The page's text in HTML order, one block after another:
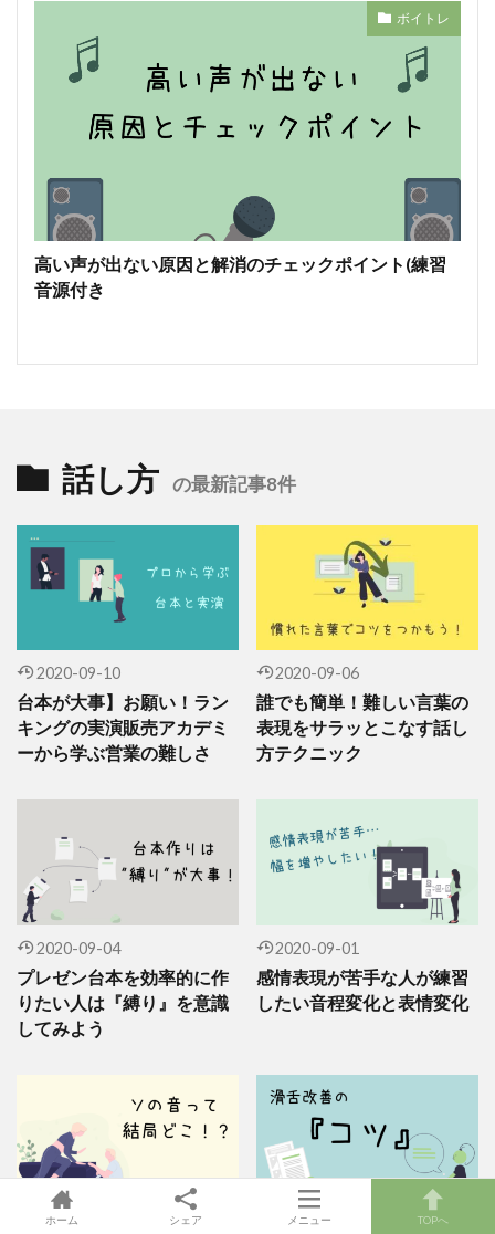
ボイトレ
高い声が出ない原因と解消のチェックポイント(練習
音源付き
話し方 の最新記事8件
2020-09-10
台本が大事】お願い！ラン
キングの実演販売アカデミ
ーから学ぶ営業の難しさ
2020-09-06
誰でも簡単！難しい言葉の
表現をサラッとこなす話し
方テクニック
2020-09-04
プレゼン台本を効率的に作
りたい人は『縛り』を意識
してみよう
2020-09-01
感情表現が苦手な人が練習
したい音程変化と表情変化
2020-08-22 2020-08-22
ホーム シェア メニュー TOPへ